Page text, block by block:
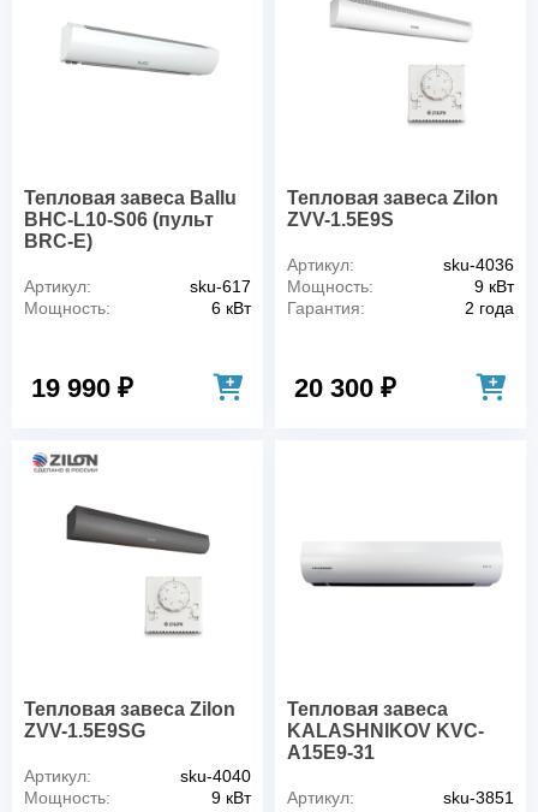
Тепловая завеса Ballu
BHC-L10-S06 (пульт
BRC-E)
Артикул:
sku-617
Мощность:
6 кВт
19 990 ₽
Тепловая завеса Zilon
ZVV-1.5E9S
Артикул:
sku-4036
Мощность:
9 кВт
Гарантия:
2 года
20 300 ₽
Тепловая завеса Zilon
ZVV-1.5E9SG
Артикул:
sku-4040
Мощность:
9 кВт
Тепловая завеса
KALASHNIKOV KVC-
A15E9-31
Артикул:
sku-3851